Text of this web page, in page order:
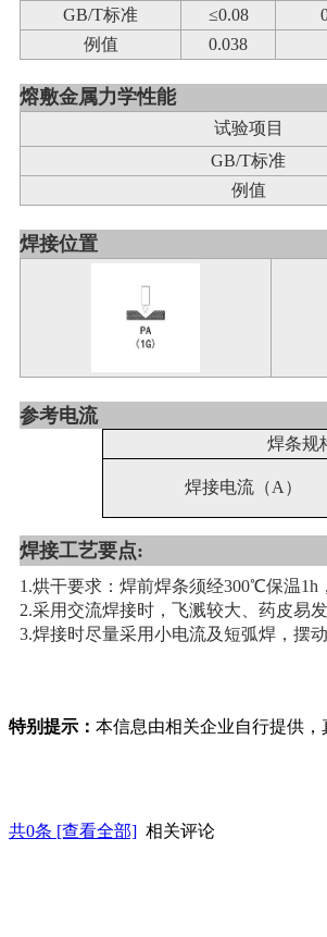
GB/T标准
≤0.08
例值
0.038
熔敷金属力学性能
试验项目
GB/T标准
例值
焊接位置
参考电流
焊条规
焊接电流（A）
焊接工艺要点:
1.烘干要求：焊前焊条须经300℃保温1h
2.采用交流焊接时，飞溅较大、药皮易
3.焊接时尽量采用小电流及短弧焊，摆
特别提示： 本信息由相关企业自行提供，
共0条 [查看全部] 相关评论